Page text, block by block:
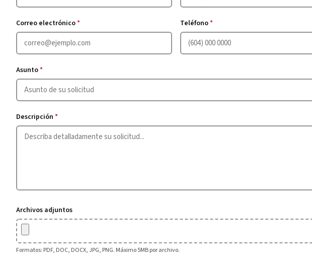
Correo electrónico* Teléfono*
Asunto*
Descripción *
Archivos adjuntos
Formatos: PDF, DOC, DOCX, JPG, PNG. Máximo 5MB por archivo.